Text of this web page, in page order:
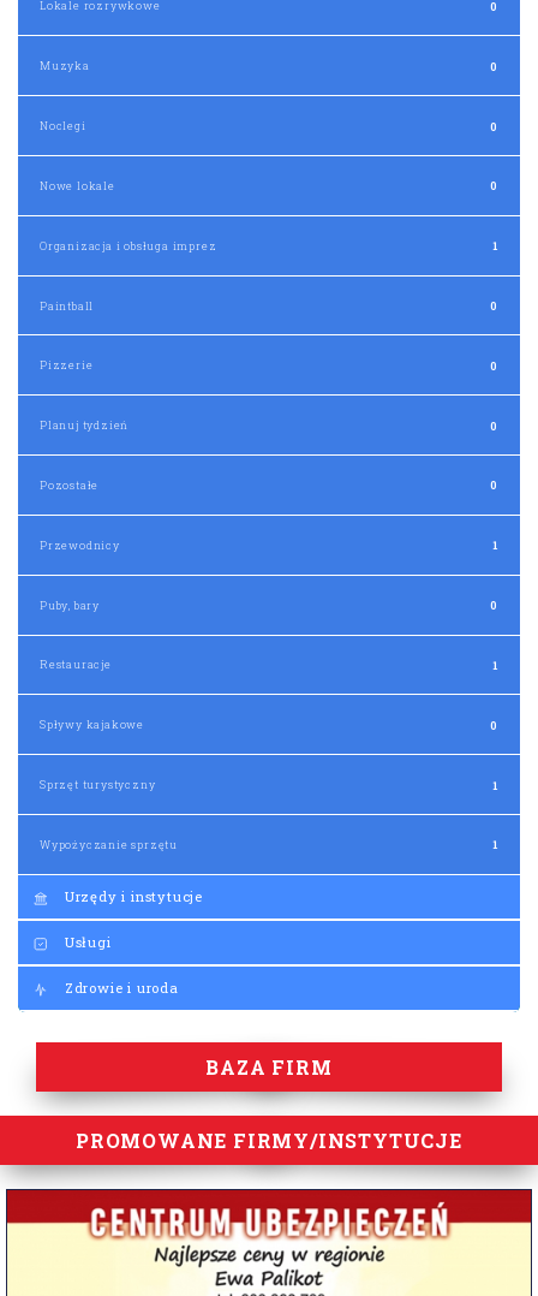
Lokale rozrywkowe 0
Muzyka 0
Noclegi 0
Nowe lokale 0
Organizacja i obsługa imprez 1
Paintball 0
Pizzerie 0
Planuj tydzień 0
Pozostałe 0
Przewodnicy 1
Puby, bary 0
Restauracje 1
Spływy kajakowe 0
Sprzęt turystyczny 1
Wypożyczanie sprzętu 1
Urzędy i instytucje
Usługi
Zdrowie i uroda
BAZA FIRM
PROMOWANE FIRMY/INSTYTUCJE